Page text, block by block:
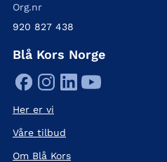
Org.nr
920 827 438
Blå Kors Norge
Her er vi
Våre tilbud
Om Blå Kors